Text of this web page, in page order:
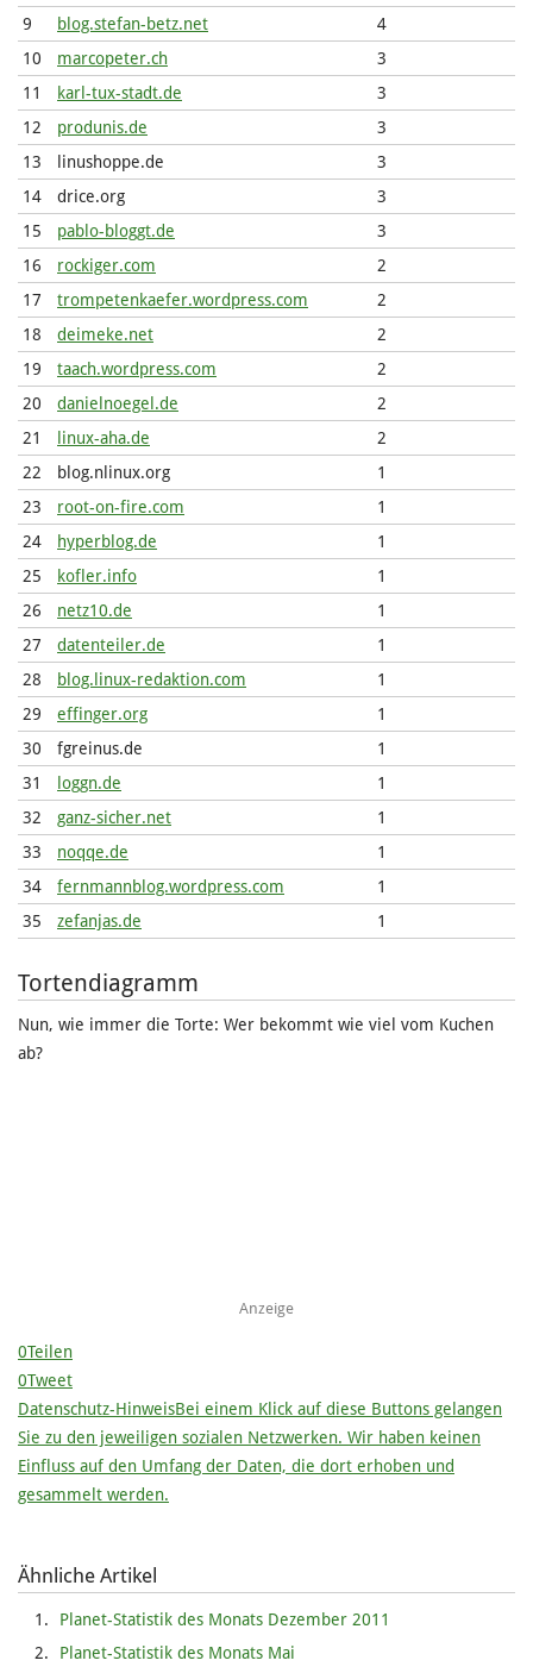
9
blog.stefan-betz.net
4
10
marcopeter.ch
3
11
karl-tux-stadt.de
3
12
produnis.de
3
13
linushoppe.de
3
14
drice.org
3
15
pablo-bloggt.de
3
16
rockiger.com
2
17
trompetenkaefer.wordpress.com
2
18
deimeke.net
2
19
taach.wordpress.com
2
20
danielnoegel.de
2
21
linux-aha.de
2
22
blog.nlinux.org
1
23
root-on-fire.com
1
24
hyperblog.de
1
25
kofler.info
1
26
netz10.de
1
27
datenteiler.de
1
28
blog.linux-redaktion.com
1
29
effinger.org
1
30
fgreinus.de
1
31
loggn.de
1
32
ganz-sicher.net
1
33
noqqe.de
1
34
fernmannblog.wordpress.com
1
35
zefanjas.de 1
Tortendiagramm
Nun, wie immer die Torte: Wer bekommt wie viel vom Kuchen
ab?
Anzeige
0Teilen
0Tweet
Datenschutz-HinweisBei einem Klick auf diese Buttons gelangen
Sie zu den jeweiligen sozialen Netzwerken. Wir haben keinen
Einfluss auf den Umfang der Daten, die dort erhoben und
gesammelt werden.
Ähnliche Artikel
Planet-Statistik des Monats Dezember 2011
Planet-Statistik des Monats Mai